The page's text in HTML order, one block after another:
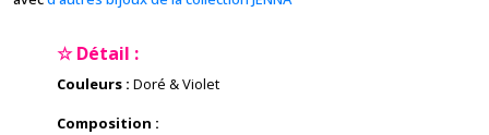
☆ Détail :
Couleurs : Doré & Violet
Composition :